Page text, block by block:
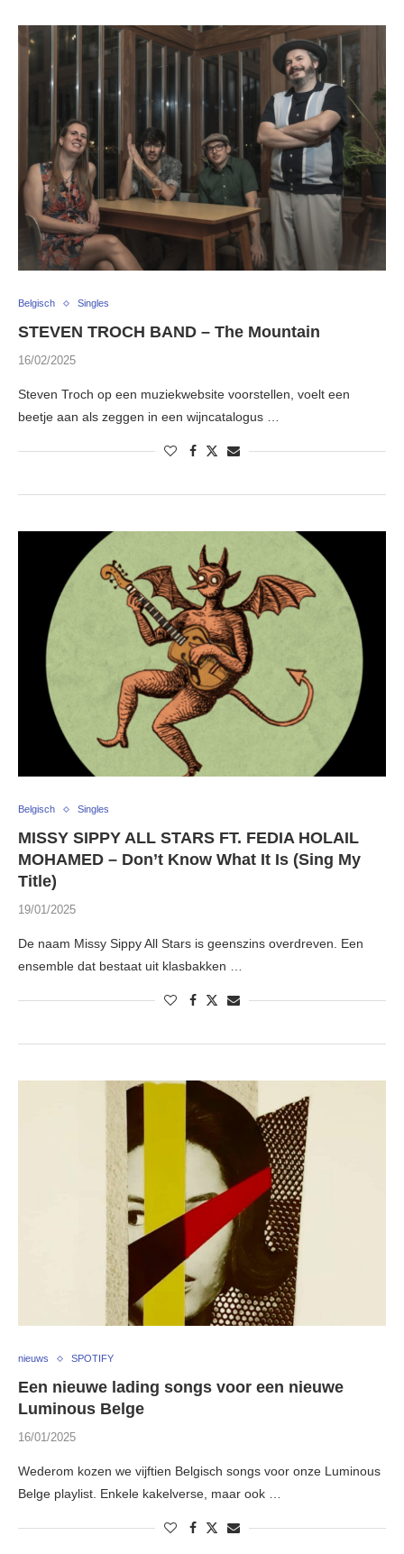
Belgisch Singles
STEVEN TROCH BAND – The Mountain
16/02/2025
Steven Troch op een muziekwebsite voorstellen, voelt een
beetje aan als zeggen in een wijncatalogus …
Belgisch Singles
MISSY SIPPY ALL STARS FT. FEDIA HOLAIL
MOHAMED – Don’t Know What It Is (Sing My
Title)
19/01/2025
De naam Missy Sippy All Stars is geenszins overdreven. Een
ensemble dat bestaat uit klasbakken …
nieuws SPOTIFY
Een nieuwe lading songs voor een nieuwe
Luminous Belge
16/01/2025
Wederom kozen we vijftien Belgisch songs voor onze Luminous
Belge playlist. Enkele kakelverse, maar ook …